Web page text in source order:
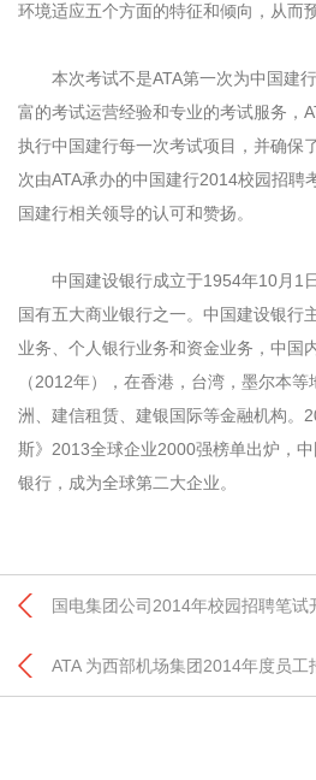
环境适应五个方面的特征和倾向，从而
本次考试不是ATA第一次为中国建行
富的考试运营经验和专业的考试服务，
执行中国建行每一次考试项目，并确保
次由ATA承办的中国建行2014校园招聘
国建行相关领导的认可和赞扬。
中国建设银行成立于1954年10月1
国有五大商业银行之一。中国建设银行
业务、个人银行业务和资金业务，中国
（2012年），在香港，台湾，墨尔本
洲、建信租赁、建银国际等金融机构。
斯》2013全球企业2000强榜单出炉，
银行，成为全球第二大企业。
国电集团公司2014年校园招聘笔试
ATA 为西部机场集团2014年度员工